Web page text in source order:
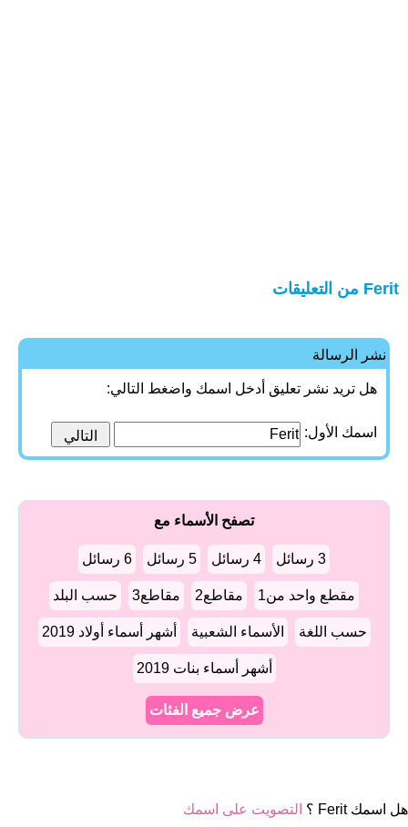
Ferit من التعليقات
نشر الرسالة
هل تريد نشر تعليق أدخل اسمك واضغط التالي:
اسمك الأول:
تصفح الأسماء مع
3 رسائل 4 رسائل 5 رسائل 6 رسائل
مقطع واحد من1 مقاطع2 مقاطع3 حسب البلد
حسب اللغة الأسماء الشعبية أشهر أسماء أولاد 2019
أشهر أسماء بنات 2019
عرض جميع الفئات
هل اسمك Ferit ؟ التصويت على اسمك